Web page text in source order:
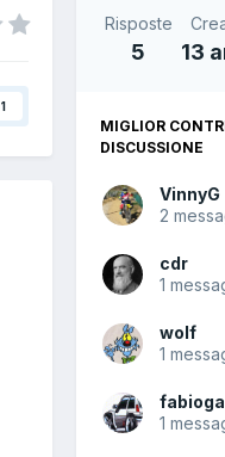
1
Risposte
5 13
MIGLIOR
DISCUSSIONE
VinnyG
2
cdr
1
wolf
1
1